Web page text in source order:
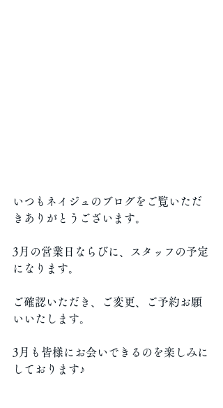
いつもネイジュのブログをご覧いただ
きありがとうございます。
3月の営業日ならびに、スタッフの予定
になります。
ご確認いただき、ご変更、ご予約お願
いいたします。
3月も皆様にお会いできるのを楽しみに
しております♪